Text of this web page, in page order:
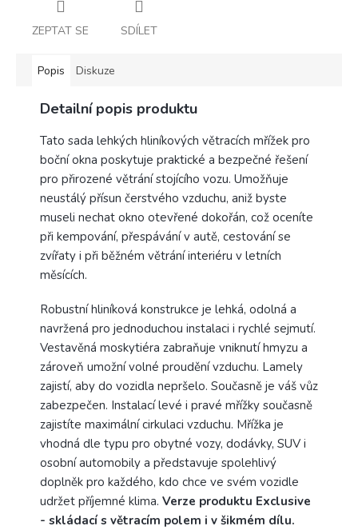
ZEPTAT SE SDÍLET
Popis Diskuze
Detailní popis produktu
Tato sada lehkých hliníkových větracích mřížek pro
boční okna poskytuje praktické a bezpečné řešení
pro přirozené větrání stojícího vozu. Umožňuje
neustálý přísun čerstvého vzduchu, aniž byste
museli nechat okno otevřené dokořán, což oceníte
při kempování, přespávání v autě, cestování se
zvířaty i při běžném větrání interiéru v letních
měsících.
Robustní hliníková konstrukce je lehká, odolná a
navržená pro jednoduchou instalaci i rychlé sejmutí.
Vestavěná moskytiéra zabraňuje vniknutí hmyzu a
zároveň umožní volné proudění vzduchu. Lamely
zajistí, aby do vozidla nepršelo. Současně je váš vůz
zabezpečen. Instalací levé i pravé mřížky současně
zajistíte maximální cirkulaci vzduchu. Mřížka je
vhodná dle typu pro obytné vozy, dodávky, SUV i
osobní automobily a představuje spolehlivý
doplněk pro každého, kdo chce ve svém vozidle
udržet příjemné klima. Verze produktu Exclusive
- skládací s větracím polem i v šikmém dílu.